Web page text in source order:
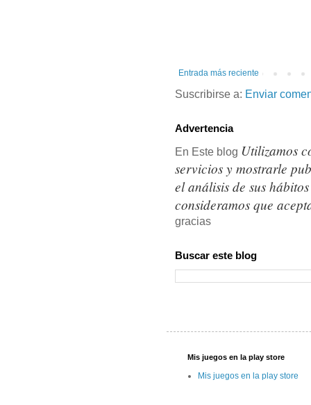
Entrada más reciente
Suscribirse a: Enviar
Advertencia
En Este blog Utilizamos
servicios y mostrarle
el análisis de sus
consideramos que
gracias
Buscar este blog
Mis juegos en la play store
Mis juegos en la play store